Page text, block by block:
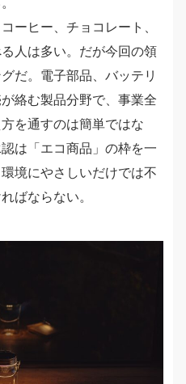
ーヒー、チョコレート、
人は多い。だが今回の領
だ。電子部品、バッテリ
絡む製品分野で、事業全
を通すのは簡単ではな
は「エコ商品」の枠を一
境にやさしいだけでは不
ばならない。